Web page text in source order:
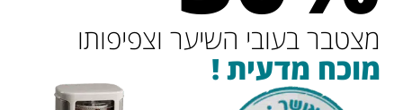
מצטבר בעובי השיער וצפיפותו
מוכח מדעית !